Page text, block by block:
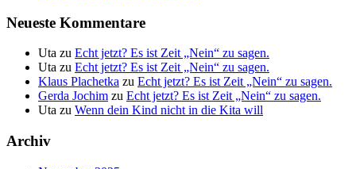
Neueste Kommentare
Uta zu Echt jetzt? Es ist Zeit „Nein“ zu sagen.
Uta zu Echt jetzt? Es ist Zeit „Nein“ zu sagen.
Klaus Plachetka zu Echt jetzt? Es ist Zeit „Nein“ zu sagen.
Gerda Jochim zu Echt jetzt? Es ist Zeit „Nein“ zu sagen.
Uta zu Wenn dein Kind nicht in die Kita will
Archiv